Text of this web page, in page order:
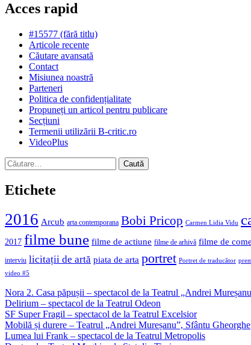
Acces rapid
#15577 (fără titlu)
Articole recente
Căutare avansată
Contact
Misiunea noastră
Parteneri
Politica de confidențialitate
Propuneți un articol pentru publicare
Secțiuni
Termenii utilizării B-critic.ro
VideoPlus
Caută
după:
Etichete
2016 Arcub arta contemporana Bobi Pricop Carmen Lidia Vidu
2017 filme bune filme de actiune filme de arhivă filme de
interviu licitații de artă piata de arta portret Portret de traducător
video #5
Nora 2. Casa păpușii – spectacol de la Teatrul „Andrei
Delirium – spectacol de la Teatrul Odeon
SF Super Fragil – spectacol de la Teatrul Excelsior
Mobilă și durere – Teatrul „Andrei Mureșanu”, Sfântu Gheorghe
Lumea lui Frank – spectacol de la Teatrul Metropolis